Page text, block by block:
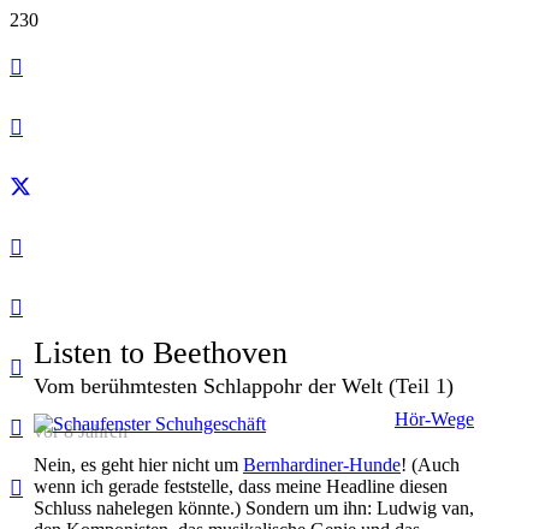
Listen to Beethoven
Vom berühmtesten Schlappohr der Welt (Teil 1)
vor 8 Jahren
Hör-Wege
Nein, es geht hier nicht um Bernhardiner-Hunde! (Auch
wenn ich gerade feststelle, dass meine Headline diesen
Schluss nahelegen könnte.) Sondern um ihn: Ludwig van,